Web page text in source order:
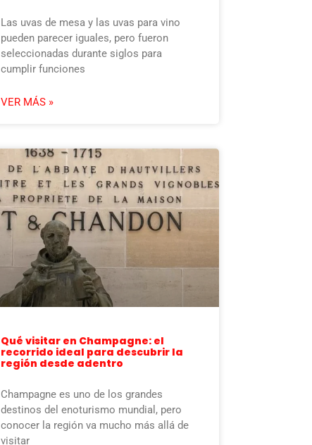
Las uvas de mesa y las uvas para vino
pueden parecer iguales, pero fueron
seleccionadas durante siglos para
cumplir funciones
VER MÁS »
Qué visitar en Champagne: el
recorrido ideal para descubrir la
región desde adentro
Champagne es uno de los grandes
destinos del enoturismo mundial, pero
conocer la región va mucho más allá de
visitar